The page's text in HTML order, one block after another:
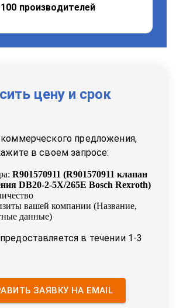
производителей
цену и срок
предложения,
в своем запросе:
R901570911 (R901570911 клапан
DB20-2-5X/265E Bosch Rexroth)
вашей компании (Название,
данные)
в течении 1-3
ЗАЯВКУ НА EMAIL